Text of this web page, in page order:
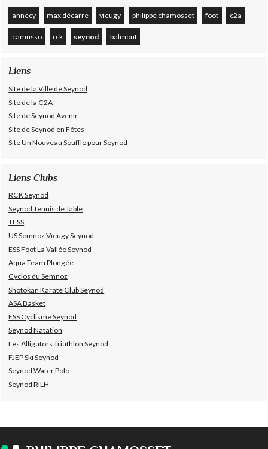
annecy max décarre vieugy philippe chamosset foot c2a
camusso rck seynod balmont
Liens
Site de la Ville de Seynod
Site de la C2A
Site de Seynod Avenir
Site de Seynod en Fêtes
Site Un Nouveau Souffle pour Seynod
Liens Clubs
RCK Seynod
Seynod Tennis de Table
TESS
US Semnoz Vieugy Seynod
ESS Foot La Vallée Seynod
Aqua Team Plongée
Cyclos du Semnoz
Shotokan Karaté Club Seynod
ASA Basket
ESS Cyclisme Seynod
Seynod Natation
Les Alligators Triathlon Seynod
FJEP Ski Seynod
Seynod Water Polo
Seynod RILH